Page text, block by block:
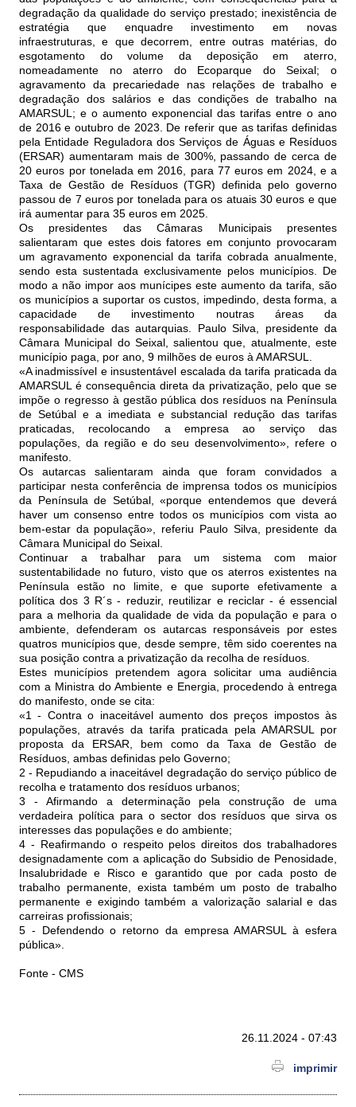
degradação da qualidade do serviço prestado; inexistência de
estratégia que enquadre investimento em novas
infraestruturas, e que decorrem, entre outras matérias, do
esgotamento do volume da deposição em aterro,
nomeadamente no aterro do Ecoparque do Seixal; o
agravamento da precariedade nas relações de trabalho e
degradação dos salários e das condições de trabalho na
AMARSUL; e o aumento exponencial das tarifas entre o ano
de 2016 e outubro de 2023. De referir que as tarifas definidas
pela Entidade Reguladora dos Serviços de Águas e Resíduos
(ERSAR) aumentaram mais de 300%, passando de cerca de
20 euros por tonelada em 2016, para 77 euros em 2024, e a
Taxa de Gestão de Resíduos (TGR) definida pelo governo
passou de 7 euros por tonelada para os atuais 30 euros e que
irá aumentar para 35 euros em 2025.
Os presidentes das Câmaras Municipais presentes
salientaram que estes dois fatores em conjunto provocaram
um agravamento exponencial da tarifa cobrada anualmente,
sendo esta sustentada exclusivamente pelos municípios. De
modo a não impor aos munícipes este aumento da tarifa, são
os municípios a suportar os custos, impedindo, desta forma, a
capacidade de investimento noutras áreas da
responsabilidade das autarquias. Paulo Silva, presidente da
Câmara Municipal do Seixal, salientou que, atualmente, este
município paga, por ano, 9 milhões de euros à AMARSUL.
«A inadmissível e insustentável escalada da tarifa praticada da
AMARSUL é consequência direta da privatização, pelo que se
impõe o regresso à gestão pública dos resíduos na Península
de Setúbal e a imediata e substancial redução das tarifas
praticadas, recolocando a empresa ao serviço das
populações, da região e do seu desenvolvimento», refere o
manifesto.
Os autarcas salientaram ainda que foram convidados a
participar nesta conferência de imprensa todos os municípios
da Península de Setúbal, «porque entendemos que deverá
haver um consenso entre todos os municípios com vista ao
bem-estar da população», referiu Paulo Silva, presidente da
Câmara Municipal do Seixal.
Continuar a trabalhar para um sistema com maior
sustentabilidade no futuro, visto que os aterros existentes na
Península estão no limite, e que suporte efetivamente a
política dos 3 R´s - reduzir, reutilizar e reciclar - é essencial
para a melhoria da qualidade de vida da população e para o
ambiente, defenderam os autarcas responsáveis por estes
quatros municípios que, desde sempre, têm sido coerentes na
sua posição contra a privatização da recolha de resíduos.
Estes municípios pretendem agora solicitar uma audiência
com a Ministra do Ambiente e Energia, procedendo à entrega
do manifesto, onde se cita:
«1 - Contra o inaceitável aumento dos preços impostos às
populações, através da tarifa praticada pela AMARSUL por
proposta da ERSAR, bem como da Taxa de Gestão de
Resíduos, ambas definidas pelo Governo;
2 - Repudiando a inaceitável degradação do serviço público de
recolha e tratamento dos resíduos urbanos;
3 - Afirmando a determinação pela construção de uma
verdadeira política para o sector dos resíduos que sirva os
interesses das populações e do ambiente;
4 - Reafirmando o respeito pelos direitos dos trabalhadores
designadamente com a aplicação do Subsidio de Penosidade,
Insalubridade e Risco e garantido que por cada posto de
trabalho permanente, exista também um posto de trabalho
permanente e exigindo também a valorização salarial e das
carreiras profissionais;
5 - Defendendo o retorno da empresa AMARSUL à esfera
pública».
Fonte - CMS
26.11.2024 - 07:43
imprimir